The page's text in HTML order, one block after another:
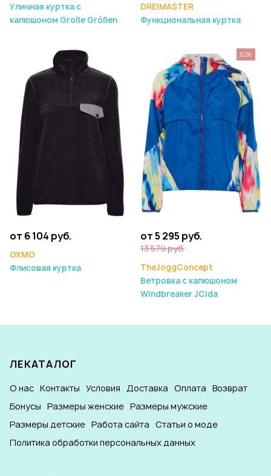
Уличная куртка с
капюшоном Große Größen
DREIMASTER
Функциональная куртка
от 6 104 руб.
OXMO
Флисовая куртка
от 5 295 руб.
13 579 руб.
TheJoggConcept
Ветровка с капюшоном
Windbreaker JCIda
62%
ЛЕКАТАЛОГ
О нас Контакты Условия Доставка Оплата Возврат
Бонусы Размеры женские Размеры мужские
Размеры детские Работа сайта Статьи о моде
Политика обработки персональных данных